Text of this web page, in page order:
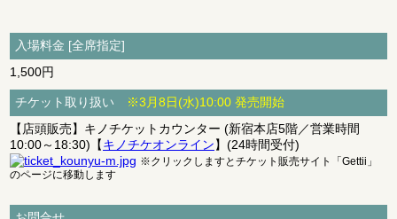
入場料金 [全席指定]
1,500円
チケット取り扱い
※3月8日(水)10:00 発売開始
【 店頭販売】キノチケットカウンター (新宿本店5階／営業時間
10:00～18:30)【キノチケオンライン】(24時間受付)
※クリックしますとチケット販売サイト「Gettii」
のページに移動します